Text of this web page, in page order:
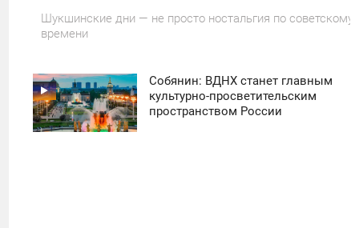
Шукшинские дни — не просто ностальгия по советскому
времени
Собянин: ВДНХ станет главным
культурно-просветительским
пространством России